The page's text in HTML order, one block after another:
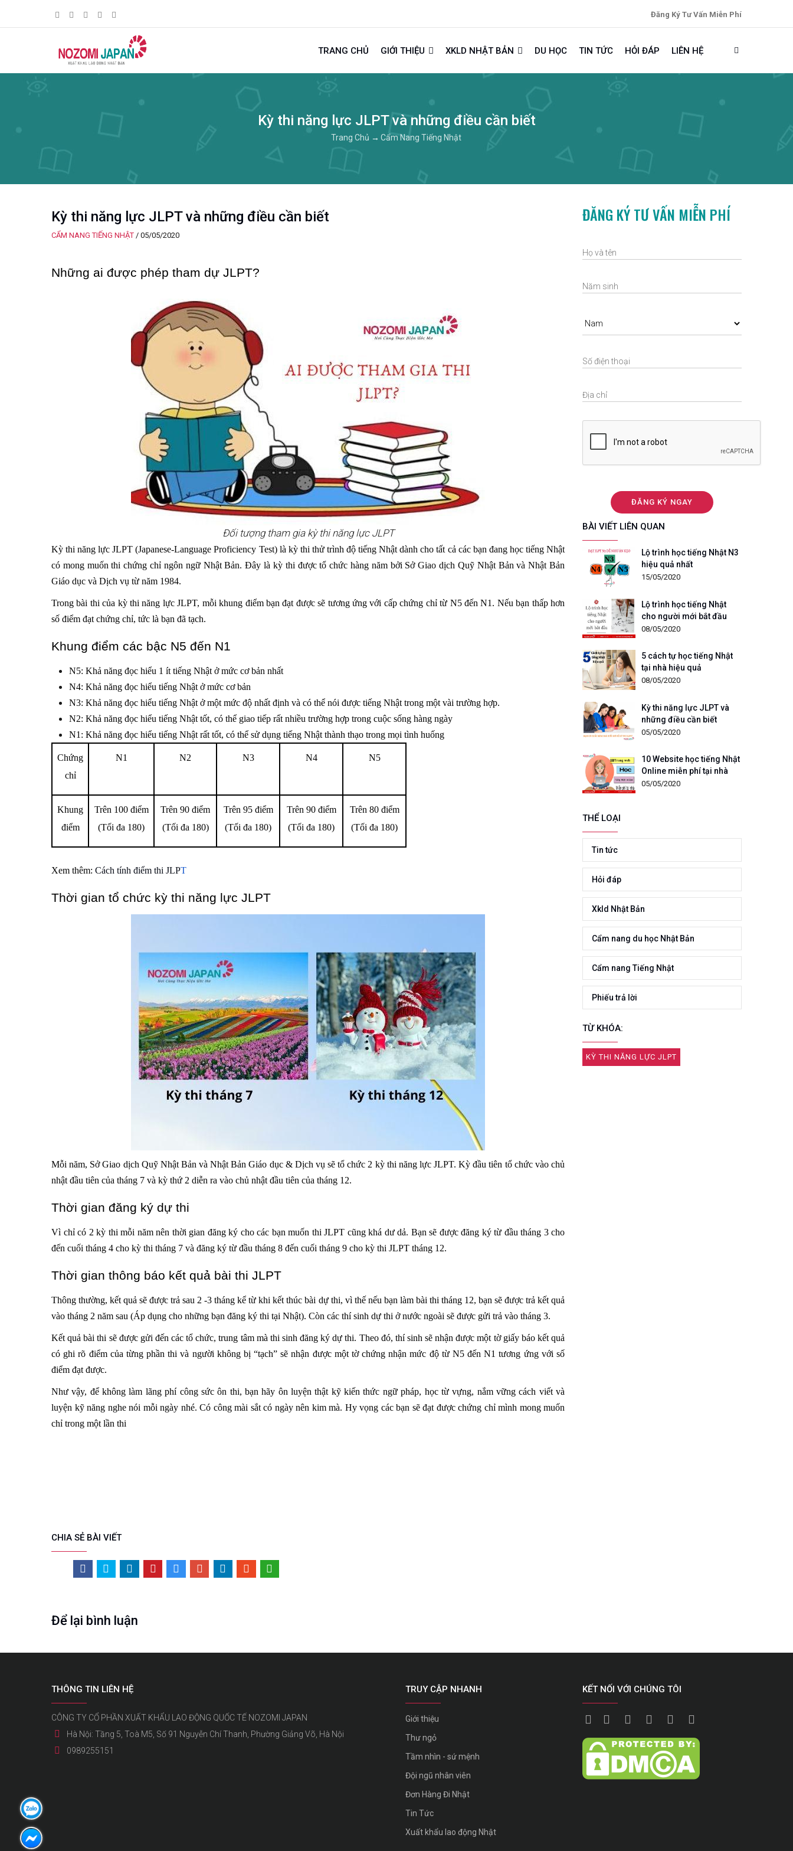
Đăng Ký Tư Vấn Miễn Phí
TRANG CHỦ GIỚI THIỆU XKLD NHẬT BẢN DU HỌC TIN TỨC HỎI ĐÁP LIÊN HỆ
Kỳ thi năng lực JLPT và những điều cần biết
Trang Chủ → Cẩm Nang Tiếng Nhật
Kỳ thi năng lực JLPT và những điều cần biết
CẨM NANG TIẾNG NHẬT / 05/05/2020
Những ai được phép tham dự JLPT?
Đối tượng tham gia kỳ thi năng lực JLPT
Kỳ thi năng lực JLPT (Japanese-Language Proficiency Test) là kỳ thi thử trình độ tiếng Nhật dành cho tất cả các bạn đang học tiếng Nhật
có mong muốn thi chứng chỉ ngôn ngữ Nhật Bản. Đây là kỳ thi được tổ chức hàng năm bởi Sở Giao dịch Quỹ Nhật Bản và Nhật Bản
Giáo dục và Dịch vụ từ năm 1984.
Trong bài thi của kỳ thi năng lực JLPT, mỗi khung điểm bạn đạt được sẽ tương ứng với cấp chứng chỉ từ N5 đến N1. Nếu bạn thấp hơn
số điểm đạt chứng chỉ, tức là bạn đã tạch.
Khung điểm các bậc N5 đến N1
N5: Khả năng đọc hiểu 1 ít tiếng Nhật ở mức cơ bản nhất
N4: Khả năng đọc hiểu tiếng Nhật ở mức cơ bản
N3: Khả năng đọc hiểu tiếng Nhật ở một mức độ nhất định và có thể nói được tiếng Nhật trong một vài trường hợp.
N2: Khả năng đọc hiểu tiếng Nhật tốt, có thể giao tiếp rất nhiều trường hợp trong cuộc sống hàng ngày
N1: Khả năng đọc hiểu tiếng Nhật rất tốt, có thể sử dụng tiếng Nhật thành thạo trong mọi tình huống
Chứng
chỉ
N1 N2 N3 N4 N5
Khung
điểm
Trên 100 điểm
(Tối đa 180)
Trên 90 điểm
(Tối đa 180)
Trên 95 điểm
(Tối đa 180)
Trên 90 điểm
(Tối đa 180)
Trên 80 điểm
(Tối đa 180)
Xem thêm: Cách tính điểm thi JLPT
Thời gian tổ chức kỳ thi năng lực JLPT
Mỗi năm, Sở Giao dịch Quỹ Nhật Bản và Nhật Bản Giáo dục & Dịch vụ sẽ tổ chức 2 kỳ thi năng lực JLPT. Kỳ đầu tiên tổ chức vào chủ
nhật đầu tiên của tháng 7 và kỳ thứ 2 diễn ra vào chủ nhật đầu tiên của tháng 12.
Thời gian đăng ký dự thi
Vì chỉ có 2 kỳ thi mỗi năm nên thời gian đăng ký cho các bạn muốn thi JLPT cũng khá dư dả. Bạn sẽ được đăng ký từ đầu tháng 3 cho
đến cuối tháng 4 cho kỳ thi tháng 7 và đăng ký từ đầu tháng 8 đến cuối tháng 9 cho kỳ thi JLPT tháng 12.
Thời gian thông báo kết quả bài thi JLPT
Thông thường, kết quả sẽ được trả sau 2 -3 tháng kể từ khi kết thúc bài dự thi, vì thế nếu bạn làm bài thi tháng 12, bạn sẽ được trả kết quả
vào tháng 2 năm sau (Áp dụng cho những bạn đăng ký thi tại Nhật). Còn các thí sinh dự thi ở nước ngoài sẽ được gửi trả vào tháng 3.
Kết quả bài thi sẽ được gửi đến các tổ chức, trung tâm mà thi sinh đăng ký dự thi. Theo đó, thí sinh sẽ nhận được một tờ giấy báo kết quả
có ghi rõ điểm của từng phần thi và người không bị “tạch” sẽ nhận được một tờ chứng nhận mức độ từ N5 đến N1 tương ứng với số
điểm đạt được.
Như vậy, để không làm lãng phí công sức ôn thi, bạn hãy ôn luyện thật kỹ kiến thức ngữ pháp, học từ vựng, nắm vững cách viết và
luyện kỹ năng nghe nói mỗi ngày nhé. Có công mài sắt có ngày nên kim mà. Hy vọng các bạn sẽ đạt được chứng chỉ mình mong muốn
chỉ trong một lần thi
CHIA SẺ BÀI VIẾT
Để lại bình luận
ĐĂNG KÝ TƯ VẤN MIỄN PHÍ
BÀI VIẾT LIÊN QUAN
Lộ trình học tiếng Nhật N3
hiệu quả nhất
15/05/2020
Lộ trình học tiếng Nhật
cho người mới bắt đầu
08/05/2020
5 cách tự học tiếng Nhật
tại nhà hiệu quả
08/05/2020
Kỳ thi năng lực JLPT và
những điều cần biết
05/05/2020
10 Website học tiếng Nhật
Online miễn phí tại nhà
trong mùa dịch Covid - 19
05/05/2020
THỂ LOẠI
Tin tức
Hỏi đáp
Xkld Nhật Bản
Cẩm nang du học Nhật Bản
Cẩm nang Tiếng Nhật
Phiếu trả lời
TỪ KHÓA:
KỲ THI NĂNG LỰC JLPT
THÔNG TIN LIÊN HỆ
CÔNG TY CỔ PHẦN XUẤT KHẨU LAO ĐỘNG QUỐC TẾ NOZOMI JAPAN
Hà Nội: Tầng 5, Toà M5, Số 91 Nguyễn Chí Thanh, Phường Giảng Võ, Hà Nội
0989255151
TRUY CẬP NHANH
Giới thiệu
Thư ngỏ
Tầm nhìn - sứ mệnh
Đội ngũ nhân viên
Đơn Hàng Đi Nhật
Tin Tức
Xuất khẩu lao động Nhật
KẾT NỐI VỚI CHÚNG TÔI